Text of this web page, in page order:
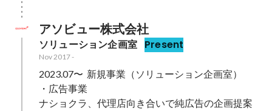
アソビュー株式会社
ソリューション企画室 Present
Nov 2017-
2023.07〜  新規事業（ソリューション企画室）
・広告事業
ナショクラ、代理店向き合いで純広告の企画提案